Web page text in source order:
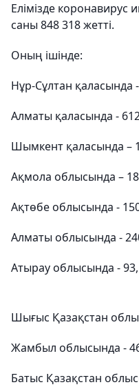
Елімізде
саны 848 318 жетті.
Оның ішінде:
Нұр-Сұлтан қаласында
Алматы қаласында -
Шымкент қаласында –
Ақмола облысында –
Ақтөбе облысында -
Алматы облысында -
Атырау облысында - 93,
Шығыс Қазақстан
Жамбыл облысында -
Батыс Қазақстан